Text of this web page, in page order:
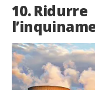
10. Ridurre